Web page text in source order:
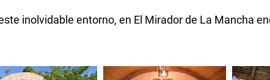
inolvidable entorno, en El Mirador de La Mancha